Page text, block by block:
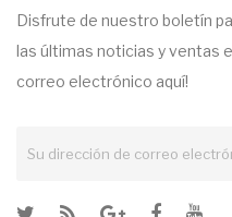
Disfrute de nuestro boletín
las últimas noticias y ventas
correo electrónico aquí!